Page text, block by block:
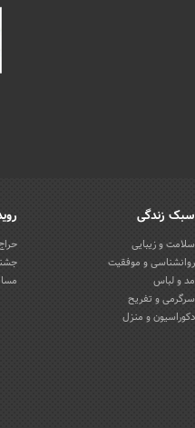
سبک زندگی
سلامت و زیبایی
روانشناسی و موفقیت
مد و لباس
سرگرمی و تفریح
دکوراسیون و منزل